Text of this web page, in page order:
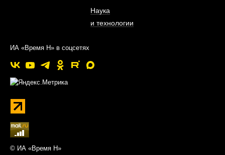
Наука
и технологии
ИА «Время Н» в соцсетях
© ИА «Время Н»